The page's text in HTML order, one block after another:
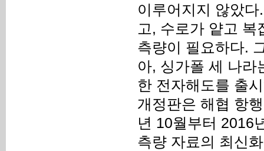
이루어지지 않았
고, 수로가 얕고
측량이 필요하다.
아, 싱가폴 세 나
한 전자해도를 출
개정판은 해협 항
년 10월부터 2016
측량 자료의 최신